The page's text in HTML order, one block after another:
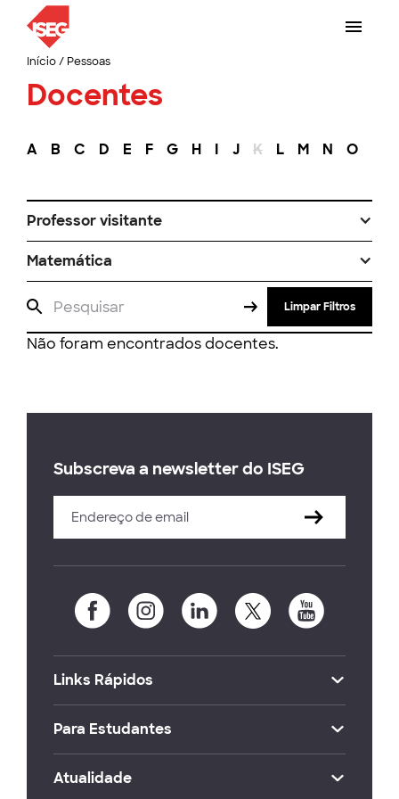
Início/ Pessoas
Docentes
A B C D E F G H I J K L M N O
Professor visitante
Matemática
Limpar Filtros
Não foram encontrados docentes.
Subscreva a newsletter do ISEG
Links Rápidos
Para Estudantes
Atualidade